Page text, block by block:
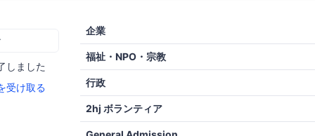
しました
受け取る
企業
福祉・NPO・宗教
行政
2hj ボランティア